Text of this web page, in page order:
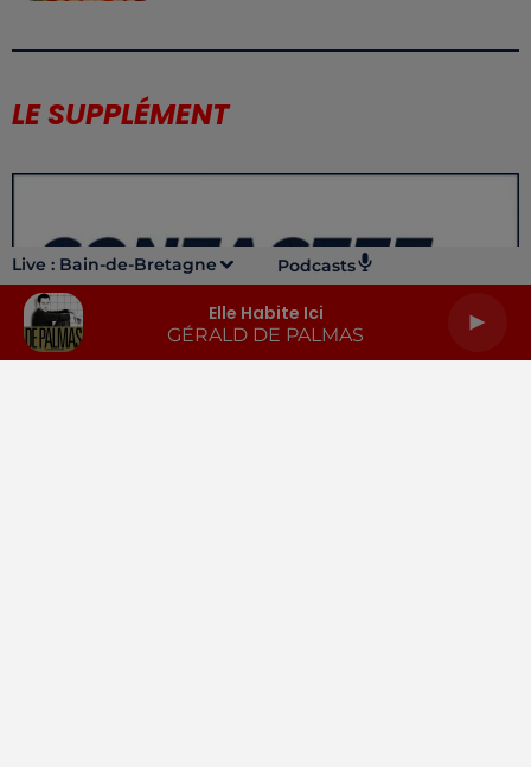
Live : Bain-de-Bretagne Podcasts
Elle Habite Ici
GÉRALD DE PALMAS
LE SUPPLÉMENT